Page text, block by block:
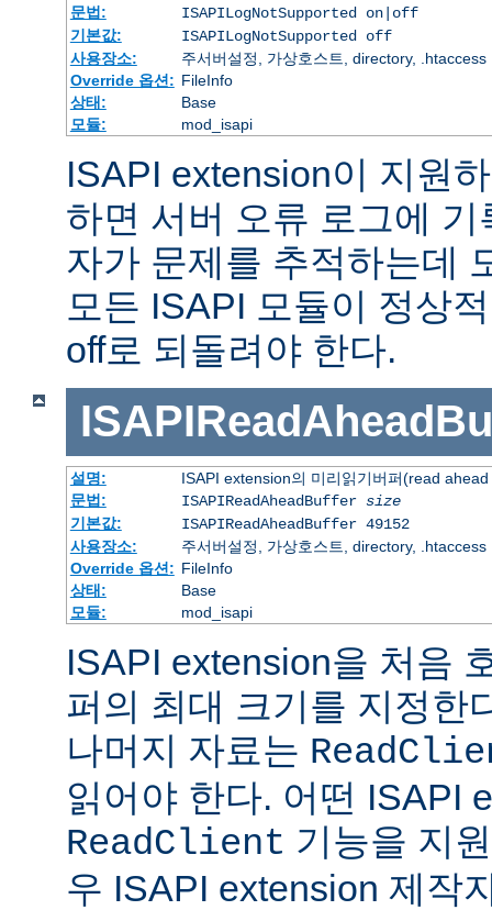
문법:
ISAPILogNotSupported on|off
기본값:
ISAPILogNotSupported off
사용장소:
주서버설정, 가상호스트, directory, .htaccess
Override 옵션: FileInfo
상태:
Base
모듈:
mod_isapi
ISAPI extension이 지원
하면 서버 오류 로그에
자가 문제를 추적하는데
모든 ISAPI 모듈이 정상
off로 되돌려야 한다.
설명:
ISAPI extension의 미리읽기버퍼(read
문법:
ISAPIReadAheadBuffer size
기본값:
ISAPIReadAheadBuffer 49152
사용장소:
주서버설정, 가상호스트, directory, .htaccess
Override 옵션: FileInfo
상태:
Base
모듈:
mod_isapi
ISAPI extension을 처음
퍼의 최대 크기를 지정한
나머지 자료는
읽어야 한다. 어떤 ISAPI
ReadClient 기능을 지
우 ISAPI extension 제작